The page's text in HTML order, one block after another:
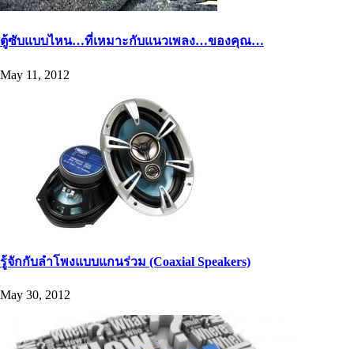
ตู้ซับแบบไหน…ที่เหมาะกับแนวเพลง…ของคุณ…
May 11, 2012
รู้จักกับลำโพงแบบแกนร่วม (Coaxial Speakers)
May 30, 2012